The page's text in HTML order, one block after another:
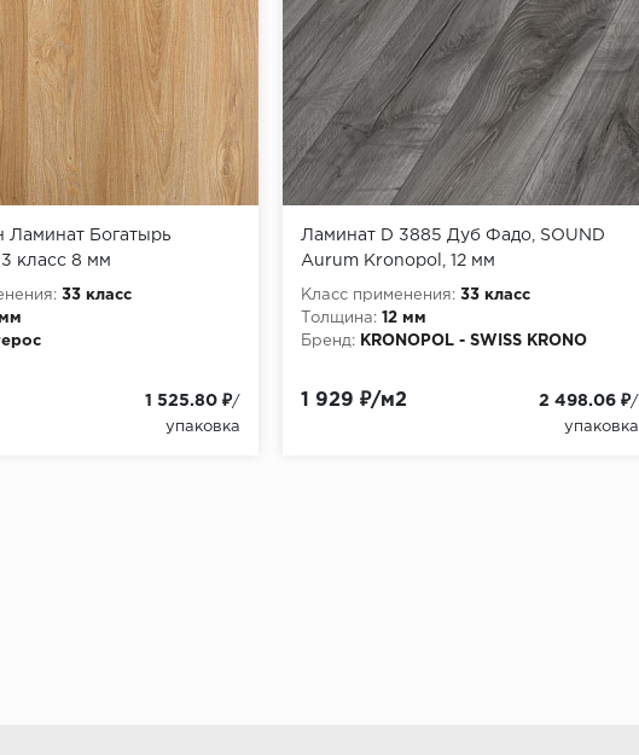
Ламинат Богатырь
класс 8 мм
33 класс
1 525.80 ₽/
упаковка
Ламинат D 3885 Дуб Фадо, SOUND
Aurum Kronopol, 12 мм
Класс применения: 33 класс
Толщина: 12 мм
Бренд:
KRONOPOL - SWISS KRONO
1 929 ₽/м2 2 498.06 ₽/
упаковка